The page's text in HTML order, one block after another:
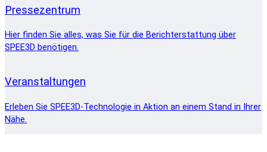
Pressezentrum
Hier finden Sie alles, was Sie für die Berichterstattung über
SPEE3D benötigen.
Veranstaltungen
Erleben Sie SPEE3D-Technologie in Aktion an einem Stand in Ihrer
Nähe.